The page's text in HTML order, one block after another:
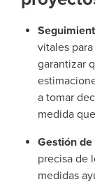
vitales
garantizar
a tomar
medida
Gestión
precisa de
medidas